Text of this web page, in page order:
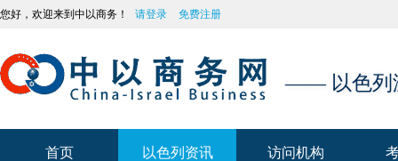
您好，欢迎来到中以商务！ 请登录 免费注册
—— 以色列
首页 以色列资讯 访问机构